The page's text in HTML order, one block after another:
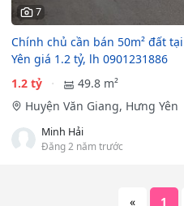
7
Chính chủ cần bán 50m² đất
Yên giá 1.2 tỷ, lh 0901231886
1.2 tỷ
49.8 m²
Huyện Văn Giang, Hưng Yên
Minh Hải
Đăng 2 năm trước
« 1